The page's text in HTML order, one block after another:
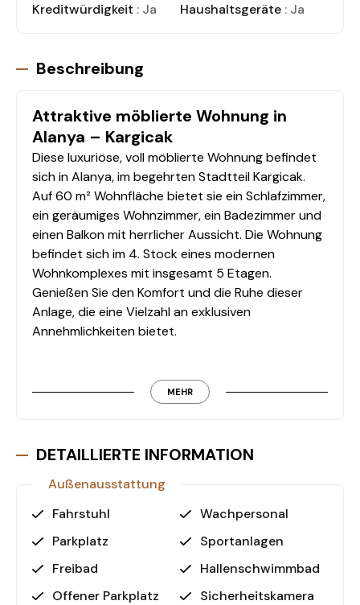
Kreditwürdigkeit : Ja Haushaltsgeräte : Ja
Beschreibung
Attraktive möblierte Wohnung in
Alanya – Kargicak
Diese luxuriöse, voll möblierte Wohnung befindet
sich in Alanya, im begehrten Stadtteil Kargicak.
Auf 60 m² Wohnfläche bietet sie ein Schlafzimmer,
ein geräumiges Wohnzimmer, ein Badezimmer und
einen Balkon mit herrlicher Aussicht. Die Wohnung
befindet sich im 4. Stock eines modernen
Wohnkomplexes mit insgesamt 5 Etagen.
Genießen Sie den Komfort und die Ruhe dieser
Anlage, die eine Vielzahl an exklusiven
Annehmlichkeiten bietet.
Die Wohnanlage bietet alles, was das Herz
Aqua Park, entspannen Sie im traditionellen
sportliche Aktivitäten stehen ein Fitnesscenter,
Fußball- und Basketballplätze, ein Tennisplatz
sowie ein Billardtisch und Tischtennis zur
Verfügung. Ein Massageraum lädt nach dem
Training zum Entspannen ein.
MEHR
DETAILLIERTE INFORMATION
Außenausstattung
Fahrstuhl
Wachpersonal
Parkplatz
Sportanlagen
Freibad
Hallenschwimmbad
Offener Parkplatz
Sicherheitskamera